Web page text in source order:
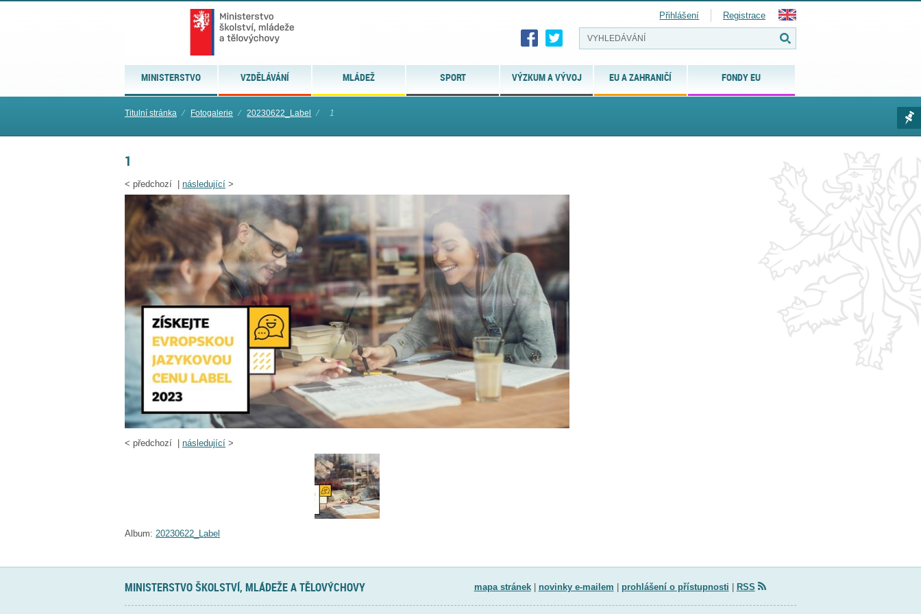
MINISTERSTVO VZDĚLÁVÁNÍ MLÁDEŽ SPORT VÝZKUM A VÝVOJ EU A ZAHRANIČÍ FONDY EU
Přihlášení Registrace
Titulní stránka ⁄ Fotogalerie ⁄ 20230622_Label ⁄ 1
1
< předchozí | následující >
< předchozí | následující >
Album: 20230622_Label
MINISTERSTVO ŠKOLSTVÍ, MLÁDEŽE A TĚLOVÝCHOVY mapa stránek| novinky e-mailem prohlášení o přístupnosti RSS